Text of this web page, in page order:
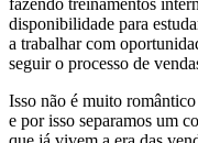
disponibilidade para
a trabalhar com
seguir o processo de
Isso não é muito
e por isso separamos um